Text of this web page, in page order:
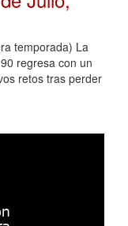
temporada) La
regresa con un
retos tras perder